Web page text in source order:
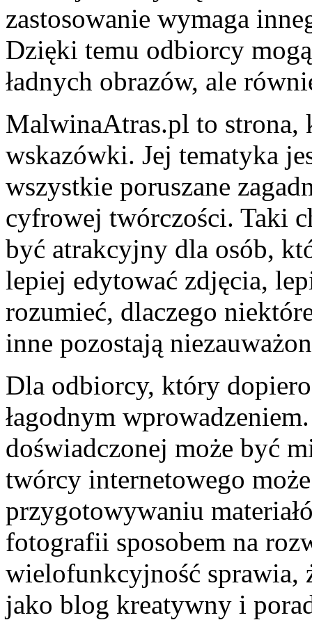
zastosowanie wymaga
Dzięki temu odbiorcy
ładnych obrazów, ale
MalwinaAtras.pl to strona,
wskazówki. Jej tematyka
wszystkie poruszane
cyfrowej twórczości. Taki
być atrakcyjny dla osób,
lepiej edytować zdjęcia,
rozumieć, dlaczego
inne pozostają
Dla odbiorcy, który
łagodnym
doświadczonej może być
twórcy internetowego
przygotowywaniu
fotografii sposobem na
wielofunkcyjność sprawia,
jako blog kreatywny i